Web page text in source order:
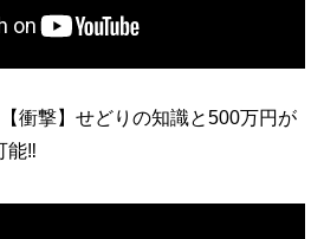
衝撃】せどりの知識と500万円が
能‼